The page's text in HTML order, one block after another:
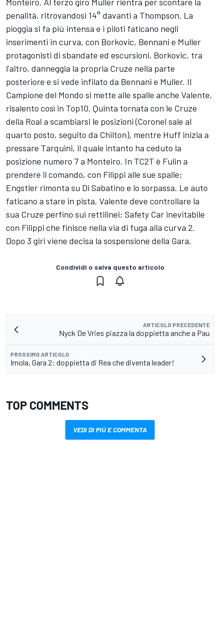
penalità, ritrovandosi 14° davanti a Thompson. La
pioggia si fa più intensa e i piloti faticano negli
inserimenti in curva, con Borkovic, Bennani e Muller
protagonisti di sbandate ed escursioni. Borkovic, tra
l'altro, danneggia la propria Cruze nella parte
posteriore e si vede infilato da Bennani e Muller. Il
Campione del Mondo si mette alle spalle anche Valente,
risalento così in Top10. Quinta tornata con le Cruze
della Roal a scambiarsi le posizioni (Coronel sale al
quarto posto, seguito da Chilton), mentre Huff inizia a
pressare Tarquini, il quale intanto ha ceduto la
posizione numero 7 a Monteiro. In TC2T è Fulin a
prendere il comando, con Filippi alle sue spalle;
Engstler rimonta su Di Sabatino e lo sorpassa. Le auto
faticano a stare in pista, Valente deve controllare la
sua Cruze perfino sui rettilinei; Safety Car inevitabile
con Filippi che finisce nella via di fuga alla curva 2.
Dopo 3 giri viene decisa la sospensione della Gara.
Condividi o salva questo articolo
ARTICOLO PRECEDENTE
Nyck De Vries piazza la doppietta anche a Pau
PROSSIMO ARTICOLO
Imola, Gara 2: doppietta di Rea che diventa leader!
TOP COMMENTS
VEDI DI PIÙ E COMMENTA